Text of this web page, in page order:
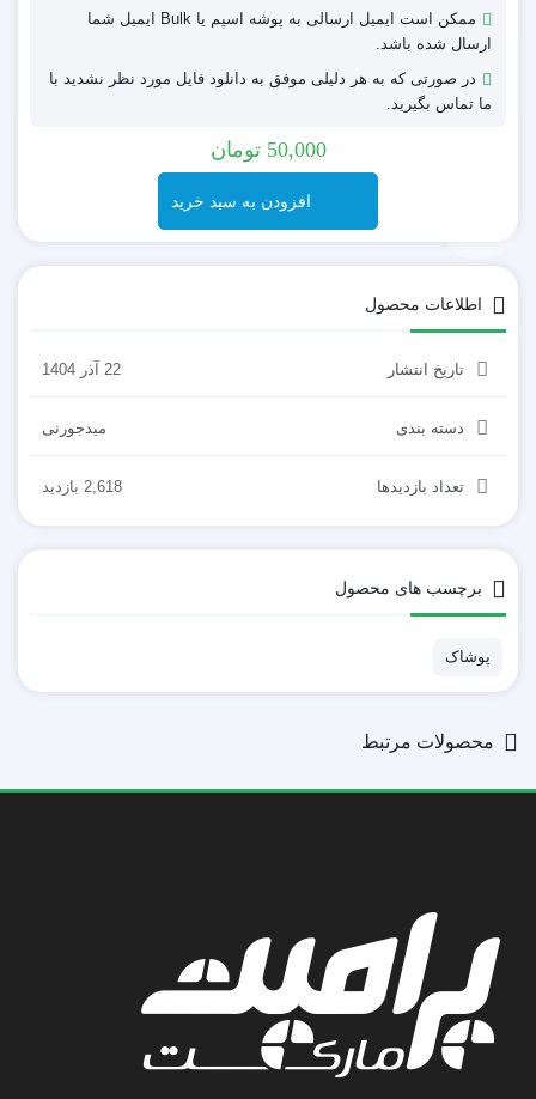
تست شده
پشتیبانی دائمی
ممکن است ایمیل ارسالی به پوشه اسپم یا Bulk ایمیل شما
ارسال شده باشد.
در صورتی که به هر دلیلی موفق به دانلود فایل مورد نظر نشدید با
ما تماس بگیرید.
50,000 تومان
افزودن به سبد خرید
اطلاعات محصول
تاریخ انتشار 22 آذر 1404
دسته بندی میدجورنی
تعداد بازدیدها 2,618 بازدید
برچسب های محصول
پوشاک
محصولات مرتبط